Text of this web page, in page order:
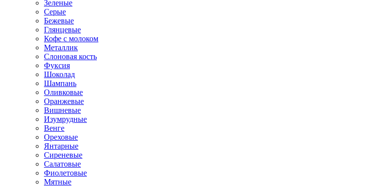
Зеленые
Серые
Бежевые
Глянцевые
Кофе с молоком
Металлик
Слоновая кость
Фуксия
Шоколад
Шампань
Оливковые
Оранжевые
Вишневые
Изумрудные
Венге
Ореховые
Янтарные
Сиреневые
Салатовые
Фиолетовые
Мятные